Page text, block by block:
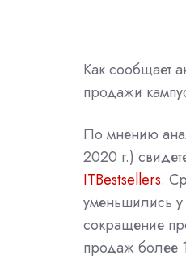
Как сообщает
продажи
По мнению
2020 г.)
ITBestsellers.
уменьшились
сокращение
продаж более